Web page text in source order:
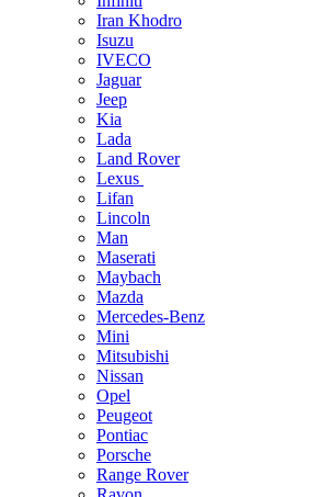
Iran Khodro
Isuzu
IVECO
Jaguar
Jeep
Kia
Lada
Land Rover
Lexus
Lifan
Lincoln
Man
Maserati
Maybach
Mazda
Mercedes-Benz
Mini
Mitsubishi
Nissan
Opel
Peugeot
Pontiac
Porsche
Range Rover